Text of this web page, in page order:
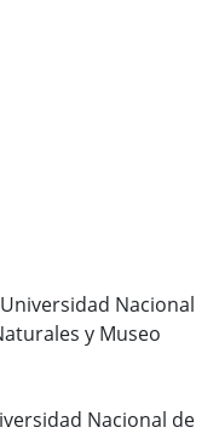
Nacional
y Museo
Nacional de